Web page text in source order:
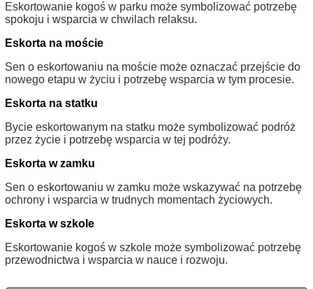
Eskortowanie kogoś w parku może symbolizować potrzebę
spokoju i wsparcia w chwilach relaksu.
Eskorta na moście
Sen o eskortowaniu na moście może oznaczać przejście do
nowego etapu w życiu i potrzebę wsparcia w tym procesie.
Eskorta na statku
Bycie eskortowanym na statku może symbolizować podróż
przez życie i potrzebę wsparcia w tej podróży.
Eskorta w zamku
Sen o eskortowaniu w zamku może wskazywać na potrzebę
ochrony i wsparcia w trudnych momentach życiowych.
Eskorta w szkole
Eskortowanie kogoś w szkole może symbolizować potrzebę
przewodnictwa i wsparcia w nauce i rozwoju.